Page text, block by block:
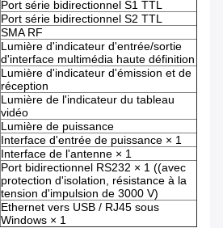
Port série bidirectionnel S1 TTL
Port série bidirectionnel S2 TTL
SMA RF
Lumière d'indicateur d'entrée/sortie
d'interface multimédia haute définition
Lumière d'indicateur d'émission et de
réception
Lumière de l'indicateur du tableau
vidéo
Lumière de puissance
Interface d'entrée de puissance × 1
Interface de l'antenne × 1
Port bidirectionnel RS232 × 1 ((avec
protection d'isolation, résistance à la
tension d'impulsion de 3000 V)
Ethernet vers USB / RJ45 sous
Windows × 1